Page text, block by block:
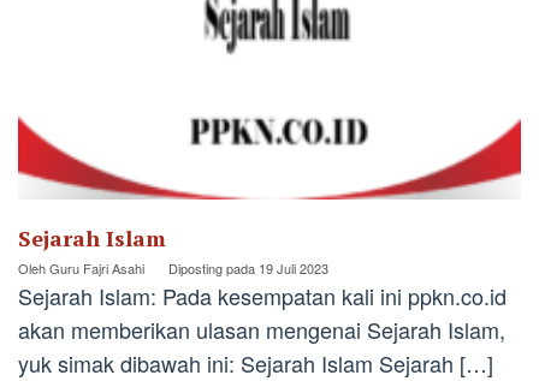
Sejarah Islam
OlehGuru Fajri Asahi Diposting pada 19 Juli 2023
Sejarah Islam: Pada kesempatan kali ini ppkn.co.id
akan memberikan ulasan mengenai Sejarah Islam,
yuk simak dibawah ini: Sejarah Islam Sejarah […]